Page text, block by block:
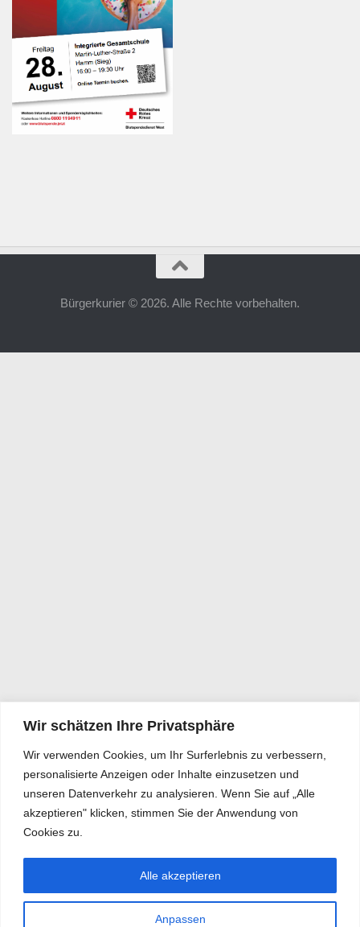
Wir schätzen Ihre Privatsphäre
Wir verwenden Cookies, um Ihr Surferlebnis zu verbessern,
personalisierte Anzeigen oder Inhalte einzusetzen und
unseren Datenverkehr zu analysieren. Wenn Sie auf „Alle
akzeptieren" klicken, stimmen Sie der Anwendung von
Cookies zu.
Anpassen
Alle akzeptieren
Bürgerkurier © 2026. Alle Rechte vorbehalten.